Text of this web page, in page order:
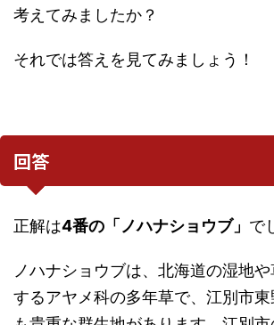
考えてみましたか？
それでは答えを見てみましょう！
回答
正解は4番の「ノハナショウブ」 で
ノハナショウブは、北海道の湿地
するアヤメ科の多年草で、江別市